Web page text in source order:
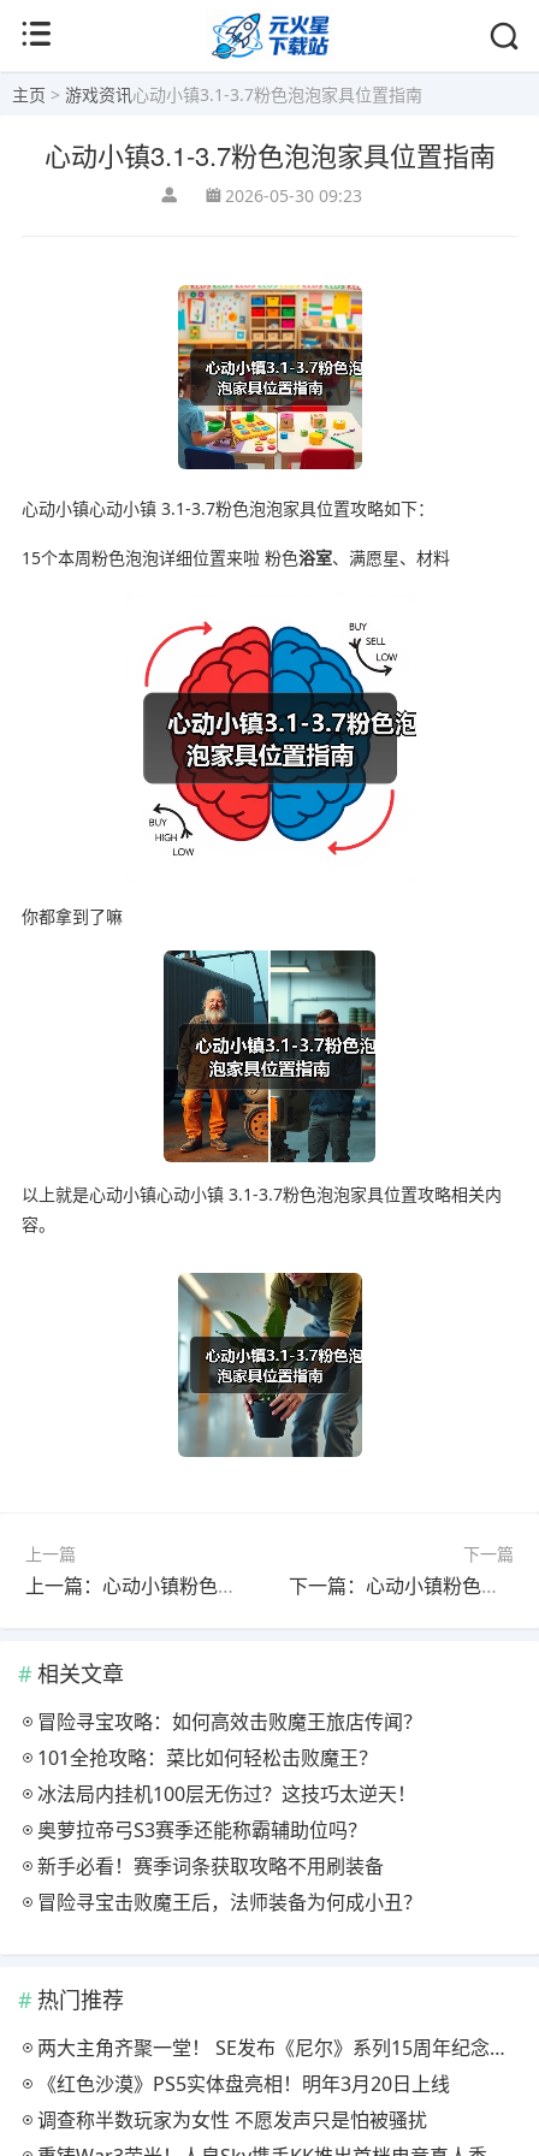
主页 > 游戏资讯心动小镇3.1-3.7粉色泡泡家具位置指南
心动小镇3.1-3.7粉色泡泡家具位置指南
2026-05-30 09:23
心动小镇心动小镇 3.1-3.7粉色泡泡家具位置攻略如下：
15个本周粉色泡泡详细位置来啦 粉色浴室、满愿星、材料
你都拿到了嘛
以上就是心动小镇心动小镇 3.1-3.7粉色泡泡家具位置攻略相关内
容。
上一篇
上一篇：心动小镇粉色泡泡家具位置攻略
下一篇
下一篇：心动小镇粉色泡泡位置指南
相关文章
冒险寻宝攻略：如何高效击败魔王旅店传闻？
101全抢攻略：菜比如何轻松击败魔王？
冰法局内挂机100层无伤过？这技巧太逆天！
奥萝拉帝弓S3赛季还能称霸辅助位吗？
新手必看！赛季词条获取攻略不用刷装备
冒险寻宝击败魔王后，法师装备为何成小丑？
热门推荐
两大主角齐聚一堂！ SE发布《尼尔》系列15周年纪念典藏套装
《红色沙漠》PS5实体盘亮相！明年3月20日上线
调查称半数玩家为女性 不愿发声只是怕被骚扰